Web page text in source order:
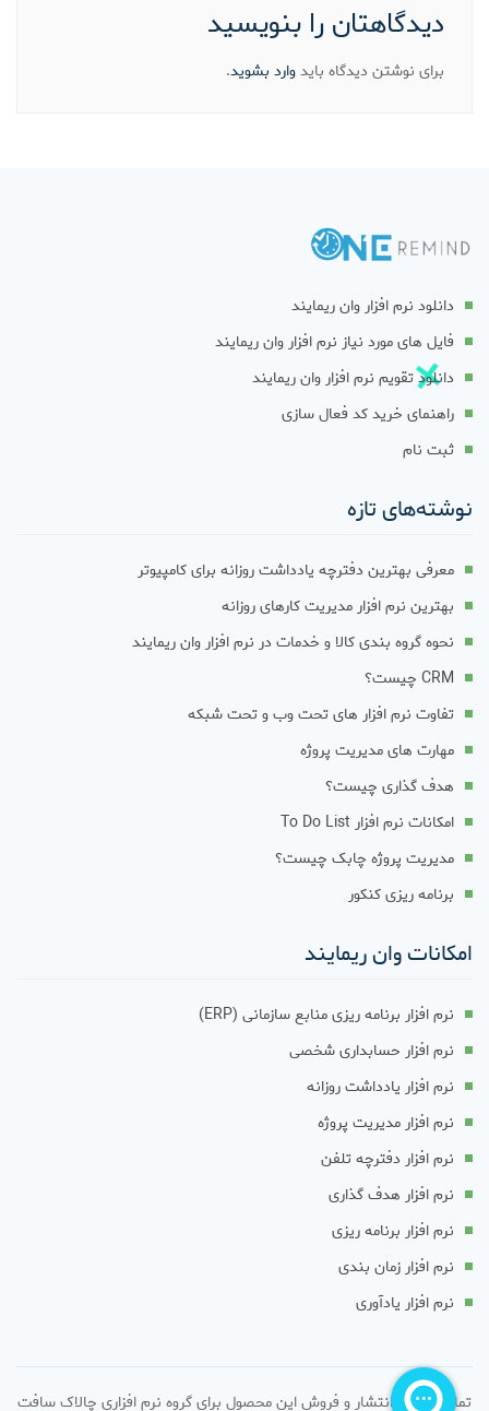
دیدگاهتان را بنویسید
برای نوشتن دیدگاه بایدوارد بشوید.
دانلود نرم افزار وان ریمایند
فایل های مورد نیاز نرم افزار وان ریمایند
دانلود تقویم نرم افزار وان ریمایند
راهنمای خرید کد فعال سازی
ثبت نام
نوشته‌های تازه
معرفی بهترین دفترچه یادداشت روزانه برای کامپیوتر
بهترین نرم افزار مدیریت کارهای روزانه
نحوه گروه بندی کالا و خدمات در نرم افزار وان ریمایند
CRM چیست؟
تفاوت نرم افزار های تحت وب و تحت شبکه
مهارت های مدیریت پروژه
هدف گذاری چیست؟
امکانات نرم افزار To Do List
مدیریت پروژه چابک چیست؟
برنامه ریزی کنکور
امکانات وان ریمایند
نرم افزار برنامه ریزی منابع سازمانی (ERP)
نرم افزار حسابداری شخصی
نرم افزار یادداشت روزانه
نرم افزار مدیریت پروژه
نرم افزار دفترچه تلفن
نرم افزار هدف گذاری
نرم افزار برنامه ریزی
نرم افزار زمان بندی
نرم افزار یادآوری
تمامی حقوق انتشار و فروش این محصول برای گروه نرم افزاری چالاک سافت